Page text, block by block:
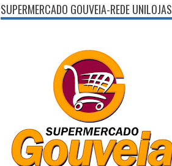
SUPERMERCADO GOUVEIA-REDE UNILOJAS